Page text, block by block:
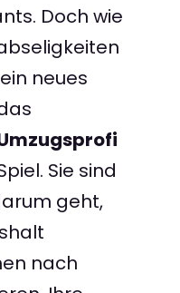
Doch wie
neues
Sie sind
geht,
nach